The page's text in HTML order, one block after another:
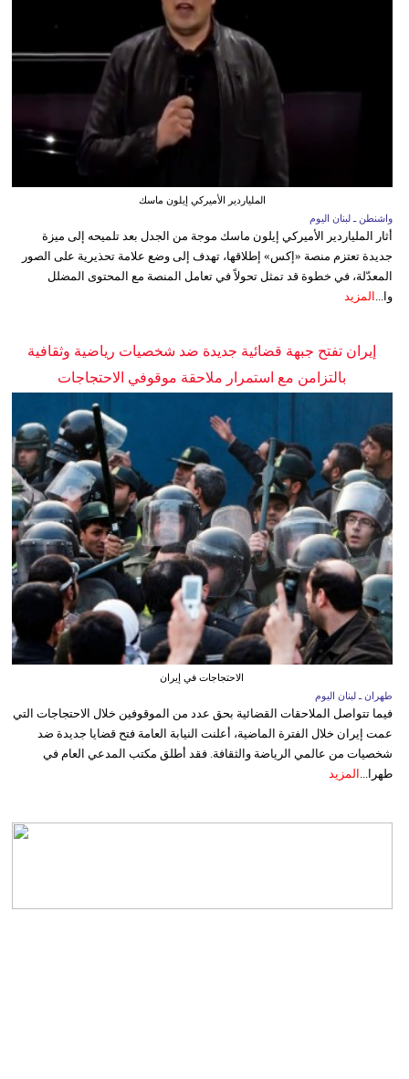
الملياردير الأميركي إيلون ماسك
واشنطن ـ لبنان اليوم
أثار الملياردير الأميركي إيلون ماسك موجة من الجدل بعد تلميحه إلى ميزة
جديدة تعتزم منصة «إكس» إطلاقها، تهدف إلى وضع علامة تحذيرية على الصور
المعدّلة، في خطوة قد تمثل تحولاً في تعامل المنصة مع المحتوى المضلل
وا... المزيد
إيران تفتح جبهة قضائية جديدة ضد شخصيات رياضية وثقافية
بالتزامن مع استمرار ملاحقة موقوفي الاحتجاجات
الاحتجاجات في إيران
طهران ـ لبنان اليوم
فيما تتواصل الملاحقات القضائية بحق عدد من الموقوفين خلال الاحتجاجات التي
عمت إيران خلال الفترة الماضية، أعلنت النيابة العامة فتح قضايا جديدة ضد
شخصيات من عالمي الرياضة والثقافة. فقد أطلق مكتب المدعي العام في
طهرا... المزيد